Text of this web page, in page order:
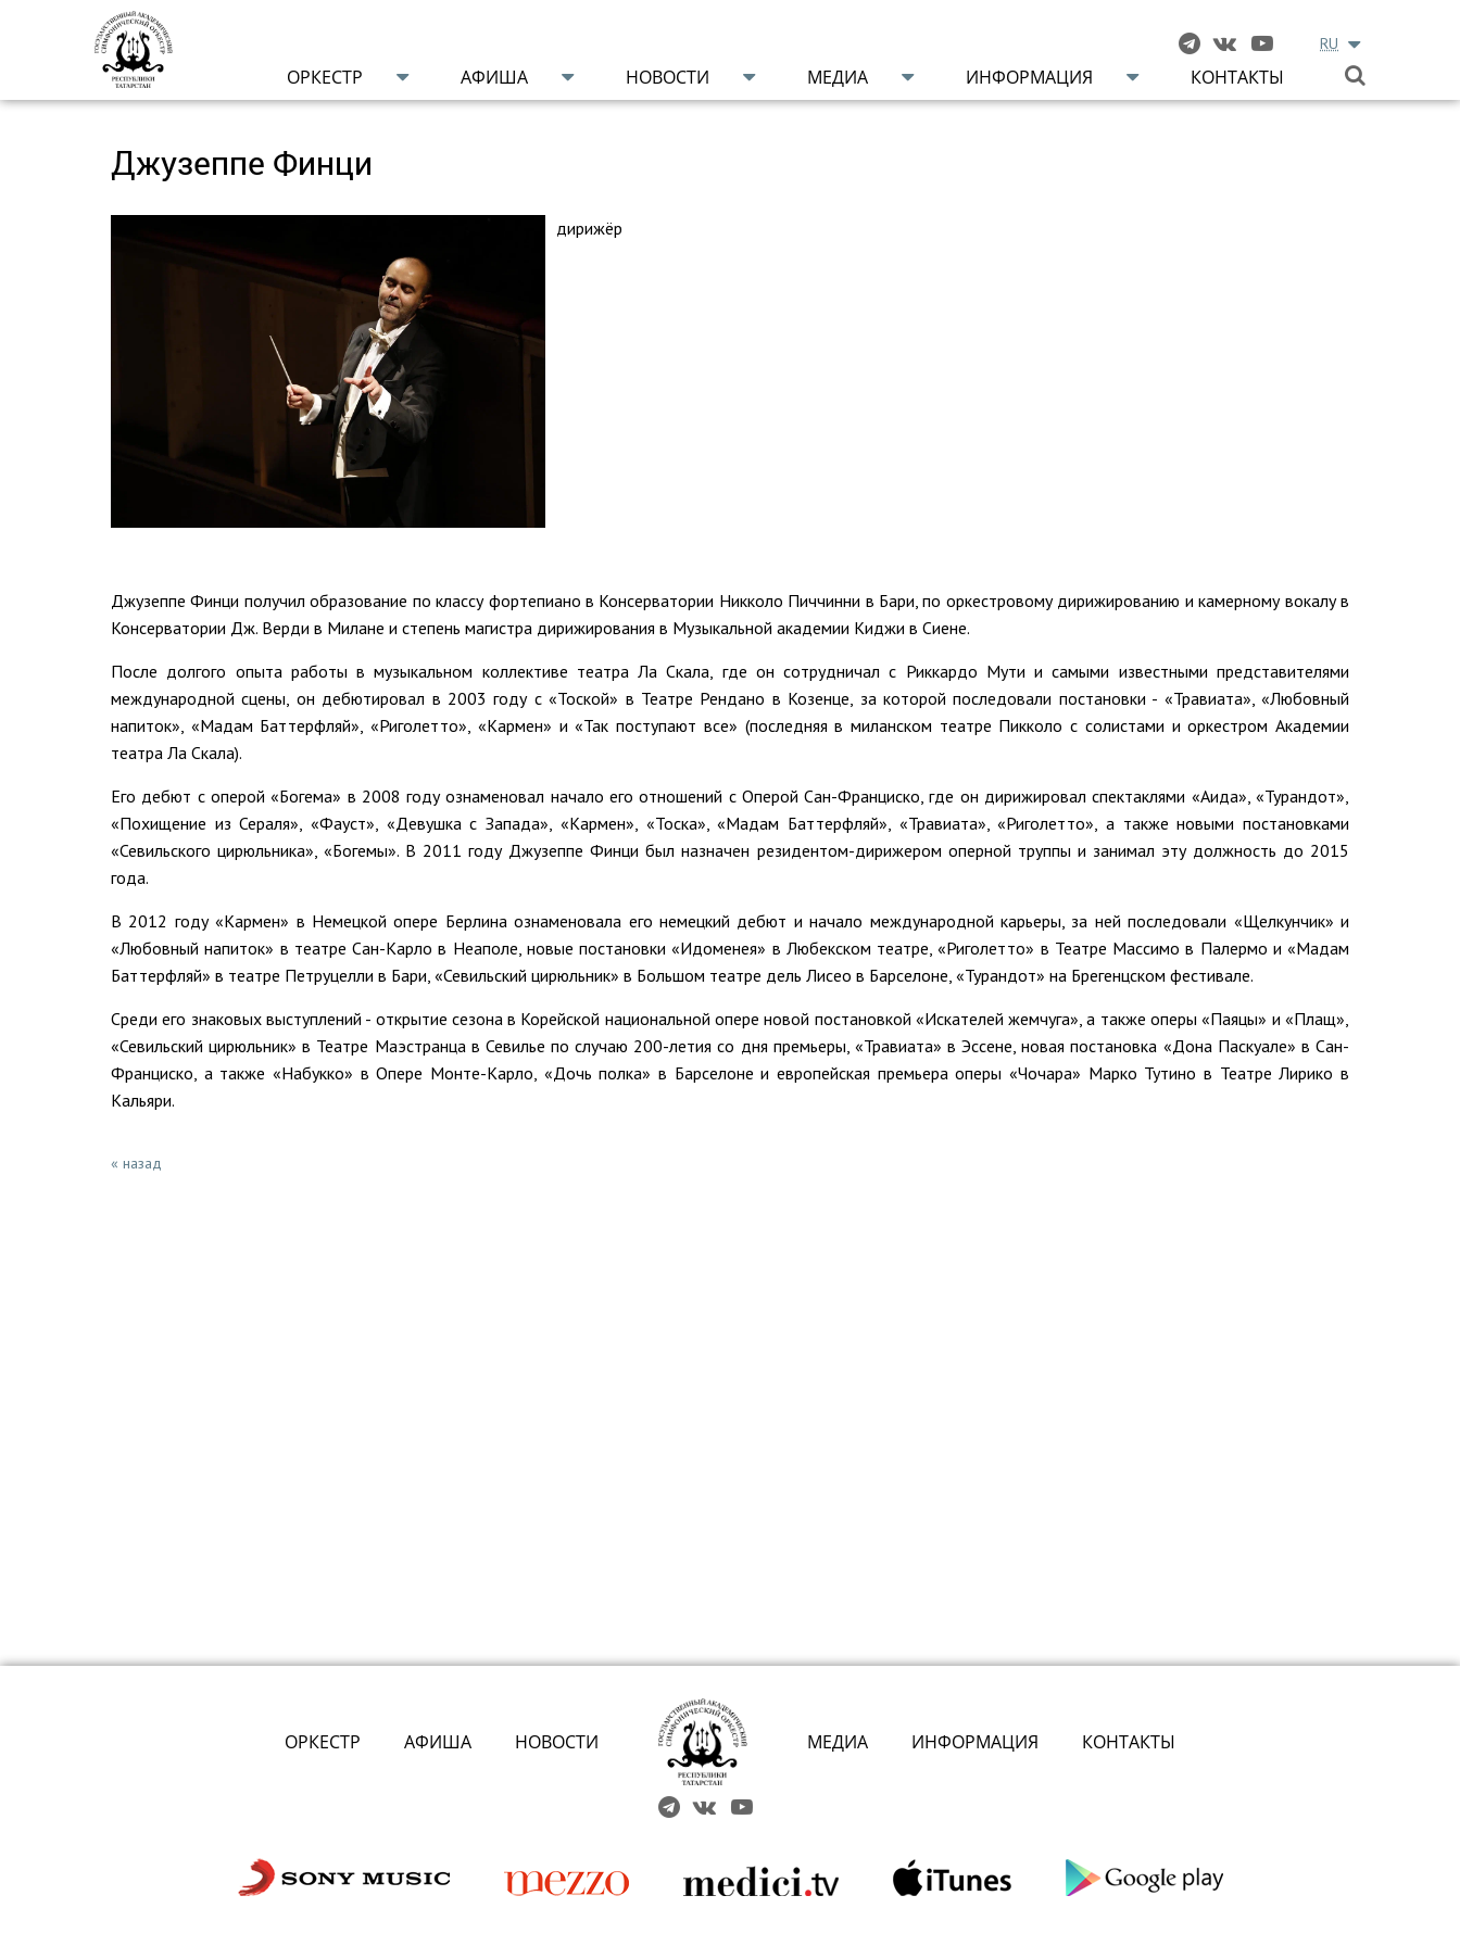
RU
ОРКЕСТР АФИША НОВОСТИ МЕДИА ИНФОРМАЦИЯ КОНТАКТЫ
Джузеппе Финци
дирижёр
Джузеппе Финци получил образование по классу фортепиано в Консерватории Никколо Пиччинни в Бари, по оркестровому дирижированию и камерному вокалу в
Консерватории Дж. Верди в Милане и степень магистра дирижирования в Музыкальной академии Киджи в Сиене.
После долгого опыта работы в музыкальном коллективе театра Ла Скала, где он сотрудничал с Риккардо Мути и самыми известными представителями
международной сцены, он дебютировал в 2003 году с «Тоской» в Театре Рендано в Козенце, за которой последовали постановки - «Травиата», «Любовный
напиток», «Мадам Баттерфляй», «Риголетто», «Кармен» и «Так поступают все» (последняя в миланском театре Пикколо с солистами и оркестром Академии
театра Ла Скала).
Его дебют с оперой «Богема» в 2008 году ознаменовал начало его отношений с Оперой Сан-Франциско, где он дирижировал спектаклями «Аида», «Турандот»,
«Похищение из Сераля», «Фауст», «Девушка с Запада», «Кармен», «Тоска», «Мадам Баттерфляй», «Травиата», «Риголетто», а также новыми постановками
«Севильского цирюльника», «Богемы». В 2011 году Джузеппе Финци был назначен резидентом-дирижером оперной труппы и занимал эту должность до 2015
года.
В 2012 году «Кармен» в Немецкой опере Берлина ознаменовала его немецкий дебют и начало международной карьеры, за ней последовали «Щелкунчик» и
«Любовный напиток» в театре Сан-Карло в Неаполе, новые постановки «Идоменея» в Любекском театре, «Риголетто» в Театре Массимо в Палермо и «Мадам
Баттерфляй» в театре Петруцелли в Бари, «Севильский цирюльник» в Большом театре дель Лисео в Барселоне, «Турандот» на Брегенцском фестивале.
Среди его знаковых выступлений - открытие сезона в Корейской национальной опере новой постановкой «Искателей жемчуга», а также оперы «Паяцы» и «Плащ»,
«Севильский цирюльник» в Театре Маэстранца в Севилье по случаю 200-летия со дня премьеры, «Травиата» в Эссене, новая постановка «Дона Паскуале» в Сан-
Франциско, а также «Набукко» в Опере Монте-Карло, «Дочь полка» в Барселоне и европейская премьера оперы «Чочара» Марко Тутино в Театре Лирико в
Кальяри.
« назад
ОРКЕСТР АФИША НОВОСТИ МЕДИА ИНФОРМАЦИЯ КОНТАКТЫ